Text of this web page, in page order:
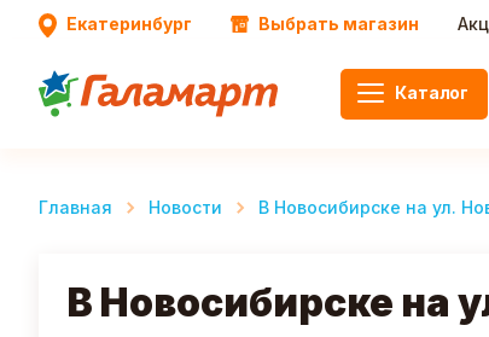
Екатеринбург Выбрать магазин
Каталог
Главная Новости В Новосибирске на ул.
В Новосибирске на